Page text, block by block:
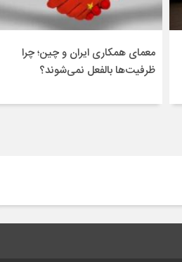
معمای همکاری ایران و چین؛ چرا
ظرفیت‌ها بالفعل نمی‌شوند؟